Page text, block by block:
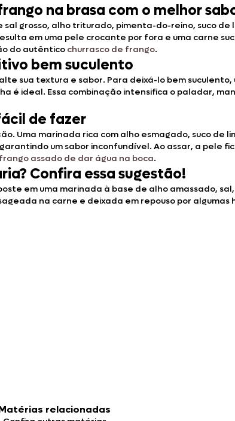
na brasa com o melhor
grosso, alho triturado, pimenta-do-reino, suco de
em uma pele crocante por fora e uma carne
do autêntico churrasco de frango.
bem suculento
sua textura e sabor. Para deixá-lo bem
é ideal. Essa combinação intensifica o paladar,
de fazer
Uma marinada rica com alho esmagado, suco de
um sabor inconfundível. Ao assar, a pele
frango assado de dar água na boca.
Confira essa sugestão!
em uma marinada à base de alho amassado,
na carne e deixada em repouso por
relacionadas